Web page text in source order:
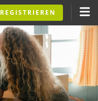
REGISTRIEREN